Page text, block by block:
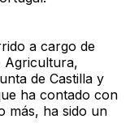
a cargo de
Agricultura,
de Castilla y
ha contado con
más, ha sido un